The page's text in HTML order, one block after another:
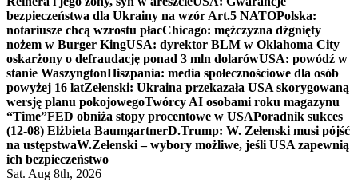
bezpieczeństwa dla Ukrainy na wzór Art.5 NATOPolska:
notariusze chcą wzrostu płacChicago: mężczyzna dźgnięty
nożem w Burger KingUSA: dyrektor BLM w Oklahoma City
oskarżony o defraudację ponad 3 mln dolarówUSA: powódź w
stanie WaszyngtonHiszpania: media społecznościowe dla osób
powyżej 16 latZełenski: Ukraina przekazała USA skorygowaną
wersję planu pokojowegoTwórcy AI osobami roku magazynu
“Time”FED obniża stopy procentowe w USAPoradnik sukces
(12-08) Elżbieta BaumgartnerD.Trump: W. Zełenski musi pójść
na ustępstwaW.Zełenski – wybory możliwe, jeśli USA zapewnią
ich bezpieczeństwo
Sat. Aug 8th, 2026